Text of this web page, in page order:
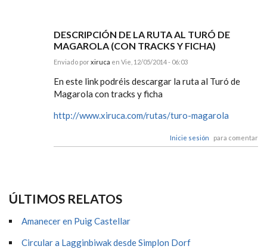
DESCRIPCIÓN DE LA RUTA AL TURÓ DE
MAGAROLA (CON TRACKS Y FICHA)
Enviado por xiruca en Vie, 12/05/2014 - 06:03
En este link podréis descargar la ruta al Turó de
Magarola con tracks y ficha
http://www.xiruca.com/rutas/turo-magarola
Inicie sesión para comentar
ÚLTIMOS RELATOS
Amanecer en Puig Castellar
Circular a Lagginbiwak desde Simplon Dorf